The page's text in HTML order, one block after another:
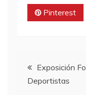
Pinterest
de
Exposición
Deportistas